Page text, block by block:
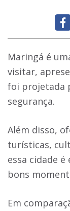
Maringá é
visitar,
foi projetada
segurança.
Além disso,
turísticas,
essa cidade
bons
Em